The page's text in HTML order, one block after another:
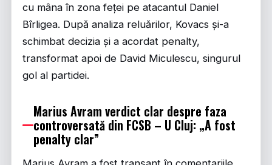
cu mâna în zona feței pe atacantul Daniel
Bîrligea. După analiza reluărilor, Kovacs și-a
schimbat decizia și a acordat penalty,
transformat apoi de David Miculescu, singurul
gol al partidei.
Marius Avram verdict clar despre faza
controversată din FCSB – U Cluj: „A fost
penalty clar”